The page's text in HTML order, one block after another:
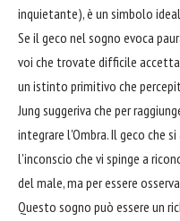
inquietante), è un simbolo
Se il geco nel sogno evoca
voi che trovate difficile
un istinto primitivo che
Jung suggeriva che per
integrare l'Ombra. Il geco che
l'inconscio che vi spinge a
del male, ma per essere
Questo sogno può essere un